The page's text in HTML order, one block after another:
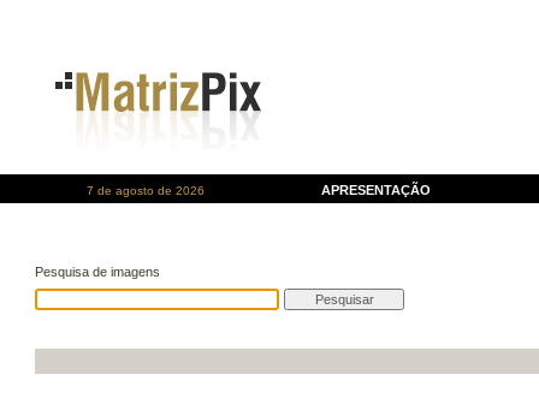
7 de agosto de 2026 APRESENTAÇÃO
Pesquisa de imagens